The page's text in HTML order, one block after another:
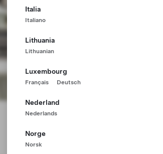
Italia
Italiano
Lithuania
Lithuanian
Luxembourg
Français Deutsch
Nederland
Nederlands
Norge
Norsk